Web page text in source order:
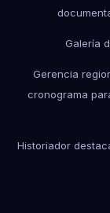
Galería
Gerencia
cronograma
Historiador